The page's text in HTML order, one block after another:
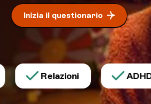
qualità che erano rimaste in
di individuare risorse interiori che
permetteranno diesprimerti con
nuove
Inizia il questionario
Relazioni ADHD